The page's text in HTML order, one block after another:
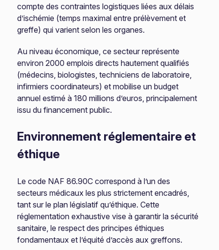
compte des contraintes logistiques liées aux délais
d’ischémie (temps maximal entre prélèvement et
greffe) qui varient selon les organes.
Au niveau économique, ce secteur représente
environ 2000 emplois directs hautement qualifiés
(médecins, biologistes, techniciens de laboratoire,
infirmiers coordinateurs) et mobilise un budget
annuel estimé à 180 millions d’euros, principalement
issu du financement public.
Environnement réglementaire et
éthique
Le code NAF 86.90C correspond à l’un des
secteurs médicaux les plus strictement encadrés,
tant sur le plan législatif qu’éthique. Cette
réglementation exhaustive vise à garantir la sécurité
sanitaire, le respect des principes éthiques
fondamentaux et l’équité d’accès aux greffons.